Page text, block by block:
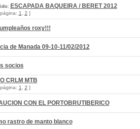
ESCAPADA BAQUEIRA / BERET 2012
1 2 ]
roxy!!!
de Manada 09-10-11/02/2012
socios
CRLM MTB
1 2 ]
CON EL PORTOBRUTIBERICO
rastro de manto blanco